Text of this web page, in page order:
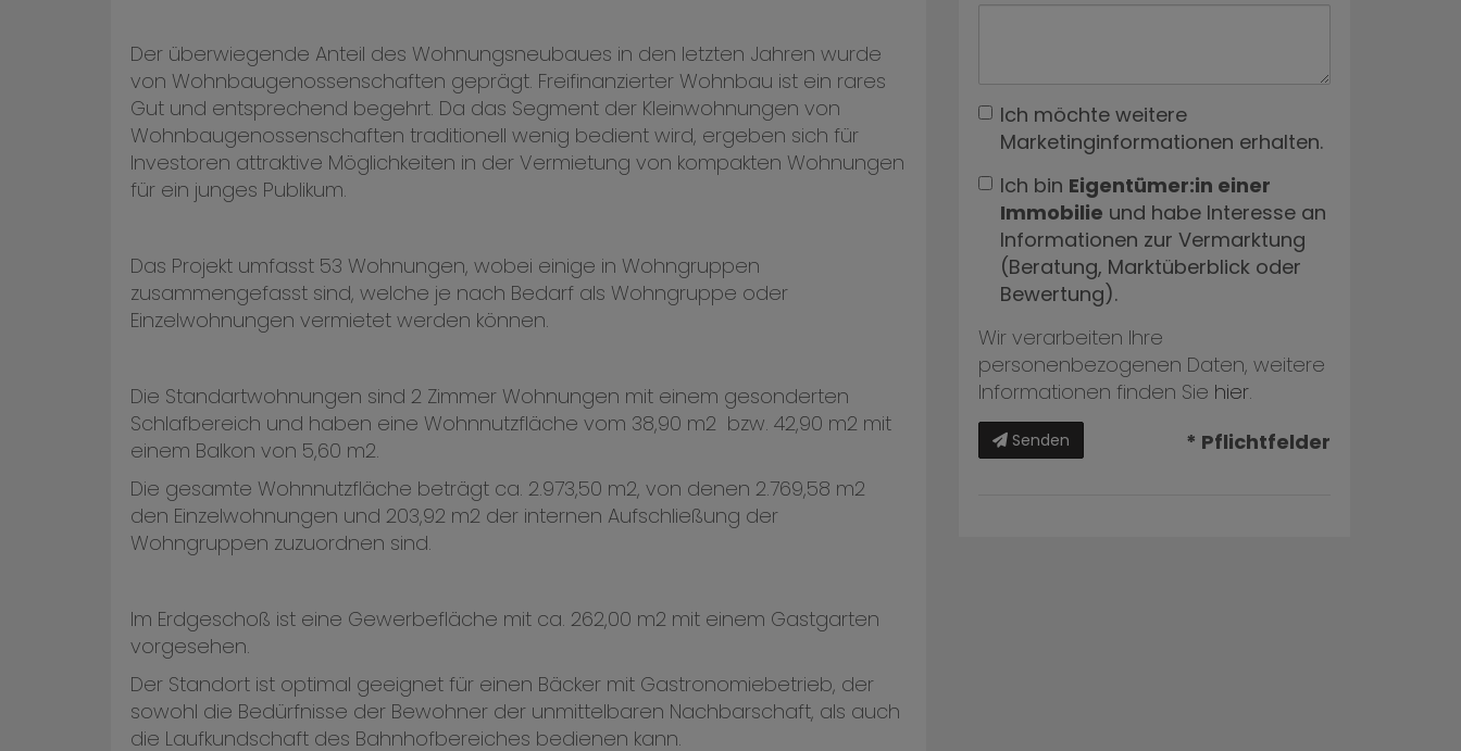
Der überwiegende Anteil des Wohnungsneubaues in den letzten Jahren wurde
von Wohnbaugenossenschaften geprägt. Freifinanzierter Wohnbau ist ein rares
Gut und entsprechend begehrt. Da das Segment der Kleinwohnungen von
Wohnbaugenossenschaften traditionell wenig bedient wird, ergeben sich für
Investoren attraktive Möglichkeiten in der Vermietung von kompakten Wohnungen
für ein junges Publikum.
Das Projekt umfasst 53 Wohnungen, wobei einige in Wohngruppen
zusammengefasst sind, welche je nach Bedarf als Wohngruppe oder
Einzelwohnungen vermietet werden können.
Die Standartwohnungen sind 2 Zimmer Wohnungen mit einem gesonderten
Schlafbereich und haben eine Wohnnutzfläche vom 38,90 m2 bzw. 42,90 m2 mit
einem Balkon von 5,60 m2.
Die gesamte Wohnnutzfläche beträgt ca. 2.973,50 m2, von denen 2.769,58 m2
den Einzelwohnungen und 203,92 m2 der internen Aufschließung der
Wohngruppen zuzuordnen sind.
Im Erdgeschoß ist eine Gewerbefläche mit ca. 262,00 m2 mit einem Gastgarten
vorgesehen.
Der Standort ist optimal geeignet für einen Bäcker mit Gastronomiebetrieb, der
sowohl die Bedürfnisse der Bewohner der unmittelbaren Nachbarschaft, als auch
die Laufkundschaft des Bahnhofbereiches bedienen kann.
Ich möchte weitere
Marketinginformationen erhalten.
Ich bin Eigentümer:in einer
Immobilie und habe Interesse an
Informationen zur Vermarktung
(Beratung, Marktüberblick oder
Bewertung).
Wir verarbeiten Ihre
personenbezogenen Daten, weitere
Informationen finden Sie hier.
Senden * Pflichtfelder